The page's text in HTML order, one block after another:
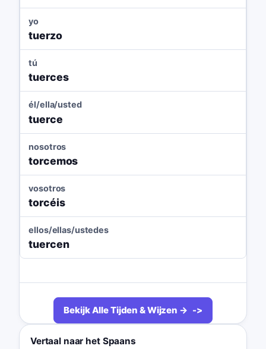
yo
tuerzo
tú
tuerces
él/ella/usted
tuerce
nosotros
torcemos
vosotros
torcéis
ellos/ellas/ustedes
tuercen
Bekijk Alle Tijden & Wijzen →
Vertaal naar het Spaans